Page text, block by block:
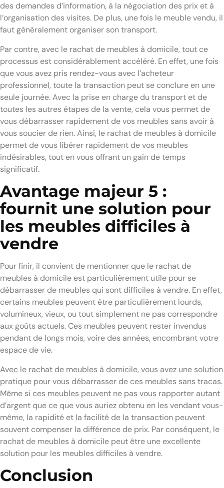
des demandes d’information, à la négociation des prix et à
l’organisation des visites. De plus, une fois le meuble vendu, il
faut généralement organiser son transport.
Par contre, avec le rachat de meubles à domicile, tout ce
processus est considérablement accéléré. En effet, une fois
que vous avez pris rendez-vous avec l’acheteur
professionnel, toute la transaction peut se conclure en une
seule journée. Avec la prise en charge du transport et de
toutes les autres étapes de la vente, cela vous permet de
vous débarrasser rapidement de vos meubles sans avoir à
vous soucier de rien. Ainsi, le rachat de meubles à domicile
permet de vous libérer rapidement de vos meubles
indésirables, tout en vous offrant un gain de temps
significatif.
Avantage majeur 5 :
fournit une solution pour
les meubles difficiles à
vendre
Pour finir, il convient de mentionner que le rachat de
meubles à domicile est particulièrement utile pour se
débarrasser de meubles qui sont difficiles à vendre. En effet,
certains meubles peuvent être particulièrement lourds,
volumineux, vieux, ou tout simplement ne pas correspondre
aux goûts actuels. Ces meubles peuvent rester invendus
pendant de longs mois, voire des années, encombrant votre
espace de vie.
Avec le rachat de meubles à domicile, vous avez une solution
pratique pour vous débarrasser de ces meubles sans tracas.
Même si ces meubles peuvent ne pas vous rapporter autant
d’argent que ce que vous auriez obtenu en les vendant vous-
même, la rapidité et la facilité de la transaction peuvent
souvent compenser la différence de prix. Par conséquent, le
rachat de meubles à domicile peut être une excellente
solution pour les meubles difficiles à vendre.
Conclusion